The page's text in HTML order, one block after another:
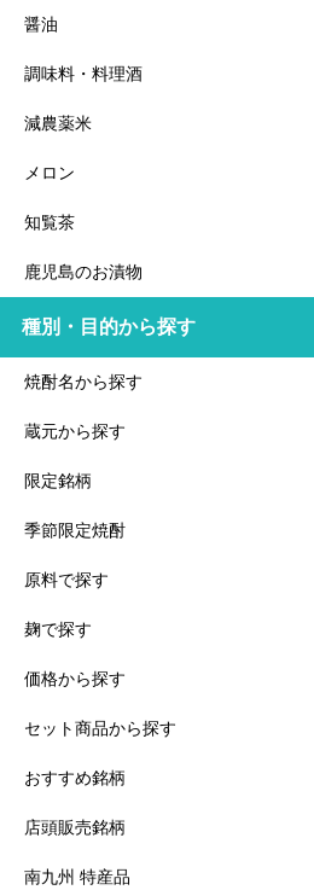
醤油
調味料・料理酒
減農薬米
メロン
知覧茶
鹿児島のお漬物
種別・目的から探す
焼酎名から探す
蔵元から探す
限定銘柄
季節限定焼酎
原料で探す
麹で探す
価格から探す
セット商品から探す
おすすめ銘柄
店頭販売銘柄
南九州 特産品